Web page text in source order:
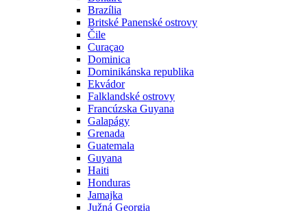
Brazília
Britské Panenské ostrovy
Čile
Curaçao
Dominica
Dominikánska republika
Ekvádor
Falklandské ostrovy
Francúzska Guyana
Galapágy
Grenada
Guatemala
Guyana
Haiti
Honduras
Jamajka
Južná Georgia